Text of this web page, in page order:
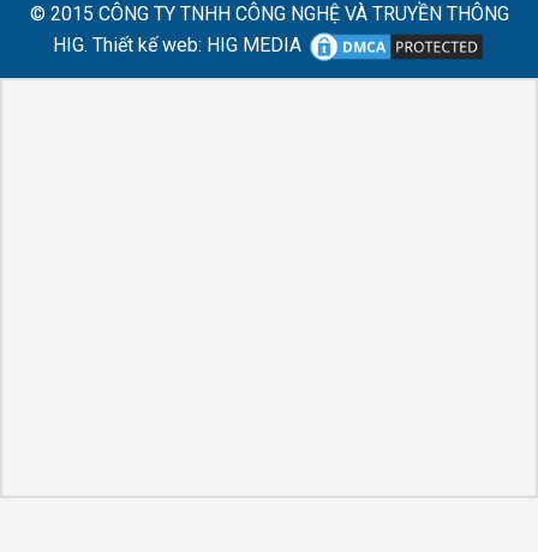
© 2015 CÔNG TY TNHH CÔNG NGHỆ VÀ TRUYỀN THÔNG
HIG. Thiết kế web: HIG MEDIA